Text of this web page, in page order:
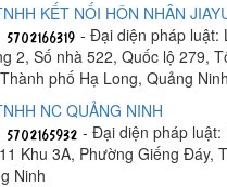
KẾT NỐI HÔN NHÂN
- Đại diện pháp luật:
2, Số nhà 522, Quốc lộ 279,
phố Hạ Long, Quảng Ninh
NC QUẢNG NINH
- Đại diện pháp luật:
Khu 3A, Phường Giếng Đáy,
Ninh